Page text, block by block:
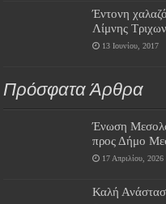
Έντονη
Λίμνης
13 Ιουνίου, 2017
Πρόσφατα Άρθρα
Ένωση
προς Δήμο
17 Απριλίου, 2026
Καλή